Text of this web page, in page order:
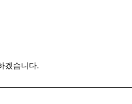
겠습니다.